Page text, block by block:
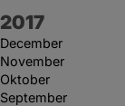
År:
2017
December
November
Oktober
September